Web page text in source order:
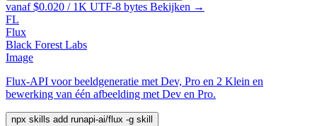
vanaf $0.020 / 1K UTF-8 bytes Bekijken →
FL
Flux
Black Forest Labs
Image
Flux-API voor beeldgeneratie met Dev, Pro en 2 Klein en
bewerking van één afbeelding met Dev en Pro.
npx skills add runapi-ai/flux -g skill